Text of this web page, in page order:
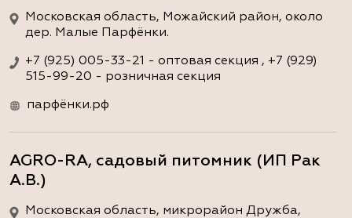
Московская область, Можайский район, около
дер. Малые Парфёнки.
+7 (925) 005-33-21 - оптовая секция , +7 (929)
515-99-20 - розничная секция
парфёнки.рф
AGRO-RA, садовый питомник (ИП Рак
А.В.)
Московская область, микрорайон Дружба,